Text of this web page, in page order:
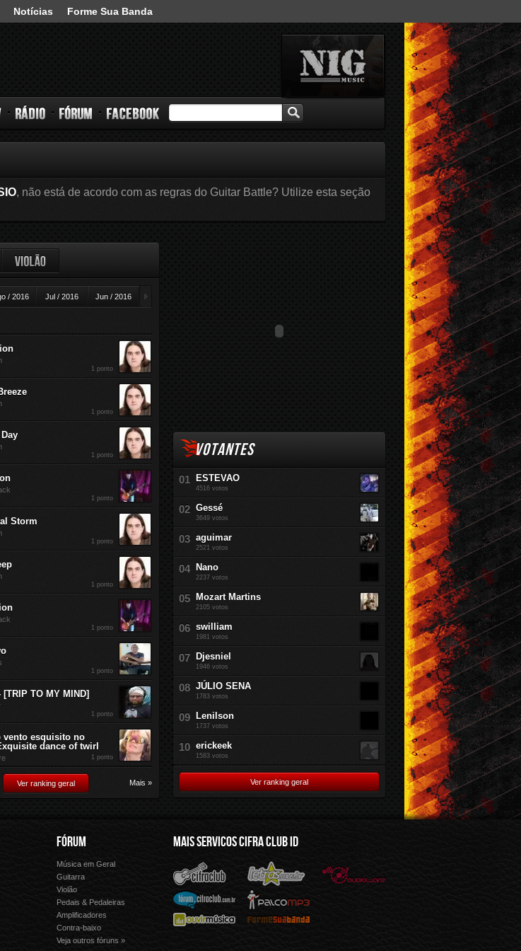
Notícias Forme Sua Banda
Rádio Fórum Facebook
, não está de acordo com as regras do Guitar Battle? Utilize esta seção
/ 2016 Jul / 2016 Jun / 2016
Violão
1 ponto
1 ponto
1 ponto
1 ponto
Storm
1 ponto
1 ponto
1 ponto
1 ponto
[TRIP TO MY MIND]
1 ponto
vento esquisito no
dance of twirl
1 ponto
Ver ranking geral Mais »
VOTANTES
ESTEVAO
4516 votos
Gessé
3649 votos
aguimar
2521 votos
Nano
2237 votos
Mozart Martins
2105 votos
swilliam
1981 votos
Djesniel
1946 votos
JÚLIO SENA
1783 votos
Lenilson
1737 votos
erickeek
1583 votos
Ver ranking geral
FÓRUM
Música em Geral
Guitarra
Violão
Pedais & Pedaleiras
Amplificadores
Contra-baixo
Veja outros fóruns »
MAIS SERVICOS CIFRA CLUB ID
Cifra Club Letras.mus.br Audioware
Palco Mp3
Ouvir Música Forme Sua Banda